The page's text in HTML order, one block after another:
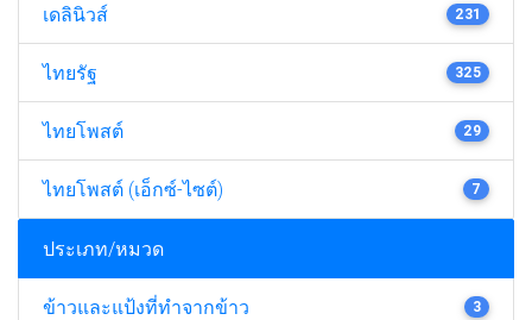
เดลินิวส์ 231
ไทยรัฐ 325
ไทยโพสต์ 29
ไทยโพสต์ (เอ็กซ์-ไซต์) 7
ประเภท/หมวด
ข้าวและแป้งที่ทำจากข้าว 3